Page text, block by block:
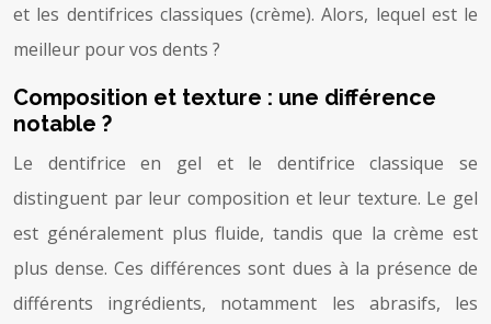
et les dentifrices classiques (crème). Alors, lequel est le
meilleur pour vos dents ?
Composition et texture : une différence
notable ?
Le dentifrice en gel et le dentifrice classique se
distinguent par leur composition et leur texture. Le gel
est généralement plus fluide, tandis que la crème est
plus dense. Ces différences sont dues à la présence de
différents ingrédients, notamment les abrasifs, les